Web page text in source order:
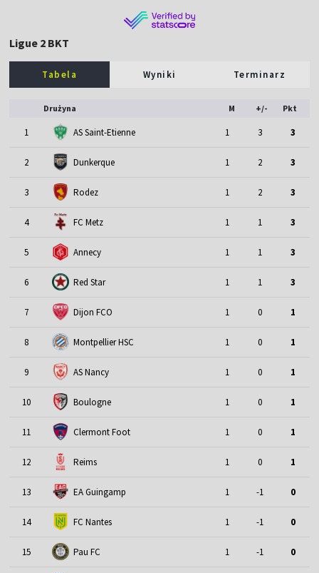
Ligue 2 BKT
Tabela Wyniki Terminarz
Drużyna M +/- Pkt
1 AS Saint-Etienne 1 3 3
2 Dunkerque 1 2 3
3 Rodez 1 2 3
4 FC Metz 1 1 3
5 Annecy 1 1 3
6 Red Star 1 1 3
7 Dijon FCO 1 0 1
8 Montpellier HSC 1 0 1
9 AS Nancy 1 0 1
10 Boulogne 1 0 1
11 Clermont Foot 1 0 1
12 Reims 1 0 1
13 EA Guingamp 1 -1 0
14 FC Nantes 1 -1 0
15 Pau FC 1 -1 0